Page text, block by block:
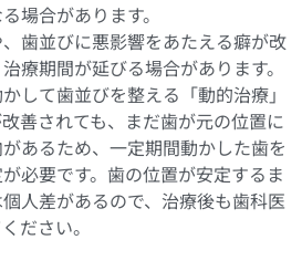
場合があります。
歯並びに悪影響をあたえる癖が改
療期間が延びる場合があります。
して歯並びを整える「動的治療」
善されても、まだ歯が元の位置に
あるため、一定期間動かした歯を
必要です。歯の位置が安定するま
人差があるので、治療後も歯科医
ださい。